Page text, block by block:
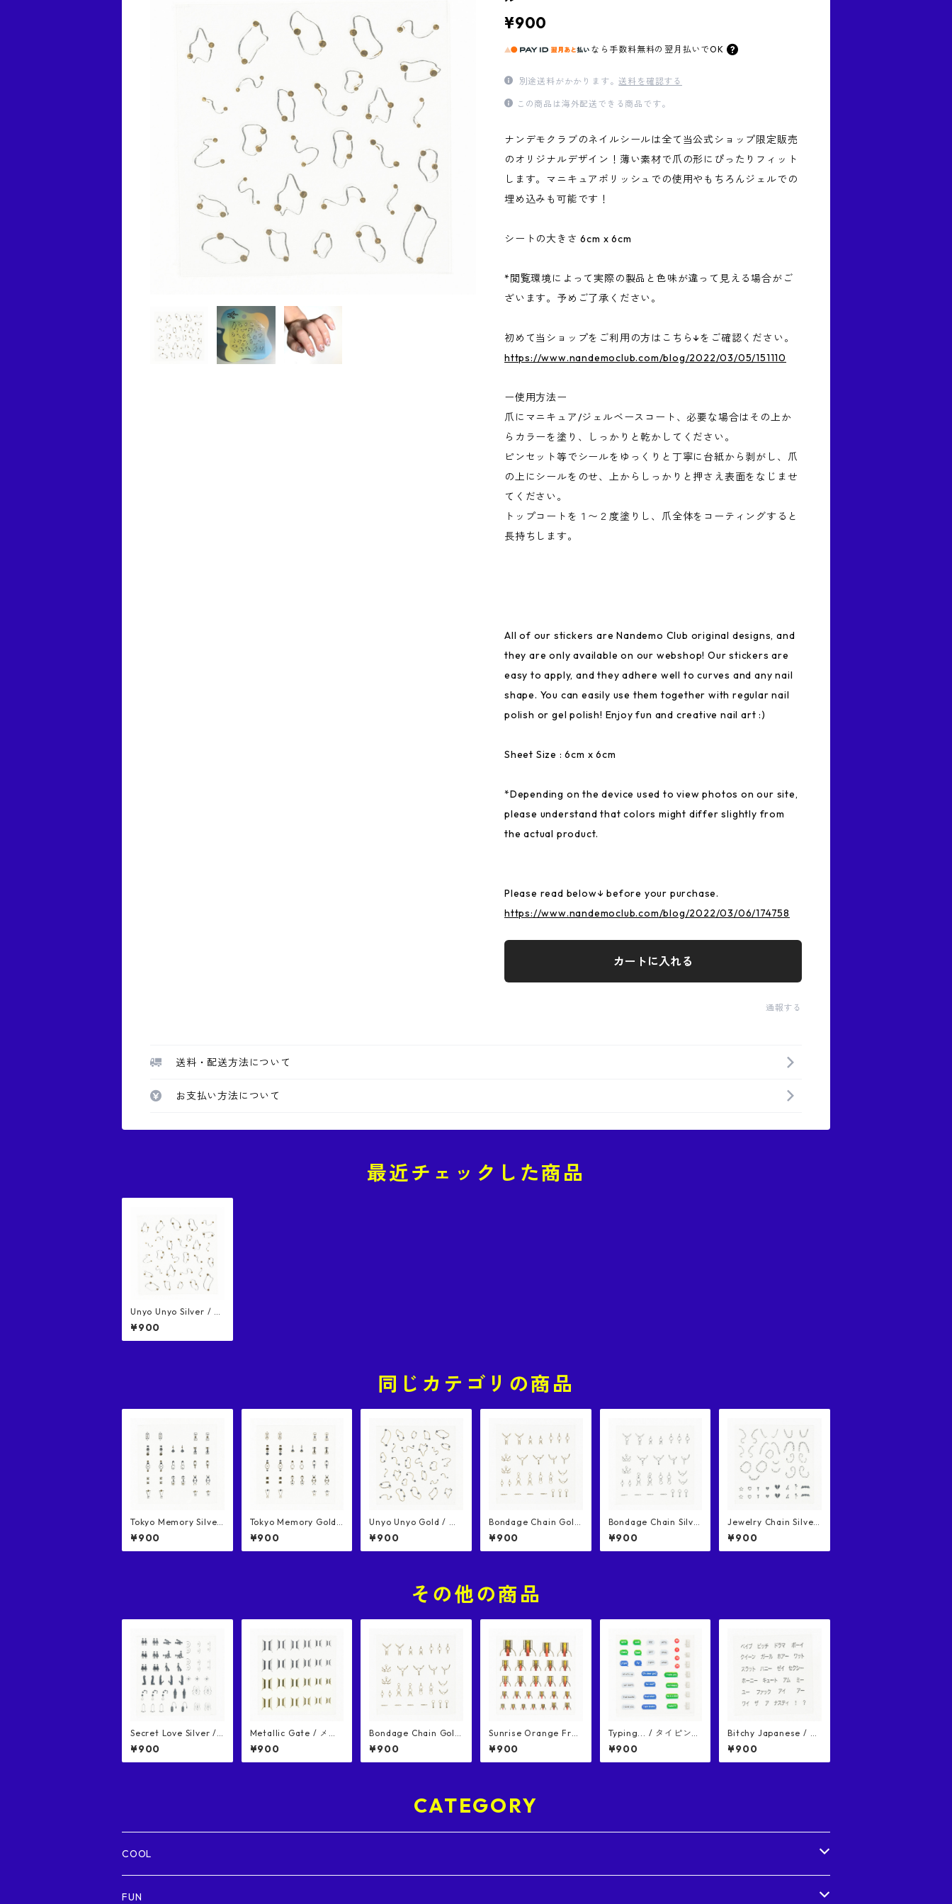
¥900
なら 手数料無料の 翌月払いでOK
別途送料がかかります。送料を確認する
この商品は海外配送できる商品です。
ナンデモクラブのネイルシールは全て当公式ショップ限定販売
のオリジナルデザイン！薄い素材で爪の形にぴったりフィット
します。マニキュアポリッシュでの使用やもちろんジェルでの
埋め込みも可能です！
シートの大きさ 6cm x 6cm
*閲覧環境によって実際の製品と色味が違って見える場合がご
ざいます。予めご了承ください。
初めて当ショップをご利用の方はこちら↓をご確認ください。
https://www.nandemoclub.com/blog/2022/03/05/151110
ー使用方法ー
爪にマニキュア/ジェルベースコート、必要な場合はその上か
らカラーを塗り、しっかりと乾かしてください。
ピンセット等でシールをゆっくりと丁寧に台紙から剥がし、爪
の上にシールをのせ、上からしっかりと押さえ表面をなじませ
てください。
トップコートを１〜２度塗りし、爪全体をコーティングすると
長持ちします。
All of our stickers are Nandemo Club original designs, and
they are only available on our webshop! Our stickers are
easy to apply, and they adhere well to curves and any nail
shape. You can easily use them together with regular nail
polish or gel polish! Enjoy fun and creative nail art :)
Sheet Size : 6cm x 6cm
*Depending on the device used to view photos on our site,
please understand that colors might differ slightly from
the actual product.
Please read below↓ before your purchase.
https://www.nandemoclub.com/blog/2022/03/06/174758
カートに入れる
通報する
送料・配送方法について
お支払い方法について
最近チェックした商品
Unyo Unyo Silver / う
にょうにょ シルバー
ネイルシール
¥900
同じカテゴリの商品
Tokyo Memory Silver
/ トーキョーメモリー
シルバー ネイルシール
¥900
Tokyo Memory Gold /
トーキョーメモリー ゴ
ールド ネイルシール
¥900
Unyo Unyo Gold / う
にょうにょ ゴールド
ネイルシール
¥900
Bondage Chain Gold
/ ボンデージチェーン
ゴールド ネイルシール
¥900
Bondage Chain Silve
r / ボンデージチェー
ン シルバー ネイルシ
ール
¥900
Jewelry Chain Silver
/ ジュエリーチェーン
シルバー ネイルシール
¥900
その他の商品
Secret Love Silver /
シークレットラブ シル
バー ネイルシール
¥900
Metallic Gate / メタ
リックゲート ネイルシ
ール
¥900
Bondage Chain Gold
/ ボンデージチェーン
ゴールド ネイルシール
¥900
Sunrise Orange Fren
ch / サンライズオレン
ジフレンチ ネイルシー
ル
¥900
Typing... / タイピン
グ… ネイルシール
¥900
Bitchy Japanese / ビ
ッチージャパニーズ ネ
イルシール
¥900
CATEGORY
COOL
Futuristic / 近未来的
FUN